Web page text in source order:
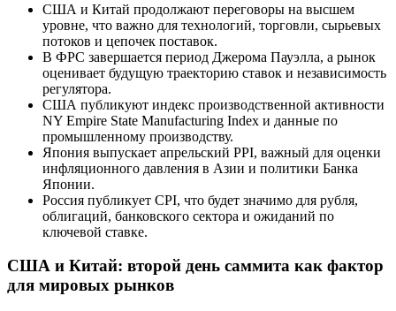
США и Китай продолжают переговоры на высшем
уровне, что важно для технологий, торговли, сырьевых
потоков и цепочек поставок.
В ФРС завершается период Джерома Пауэлла, а рынок
оценивает будущую траекторию ставок и независимость
регулятора.
США публикуют индекс производственной активности
NY Empire State Manufacturing Index и данные по
промышленному производству.
Япония выпускает апрельский PPI, важный для оценки
инфляционного давления в Азии и политики Банка
Японии.
Россия публикует CPI, что будет значимо для рубля,
облигаций, банковского сектора и ожиданий по
ключевой ставке.
США и Китай: второй день саммита как фактор
для мировых рынков